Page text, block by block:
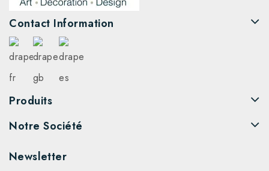
Contact Information
Produits
Notre Société
Newsletter